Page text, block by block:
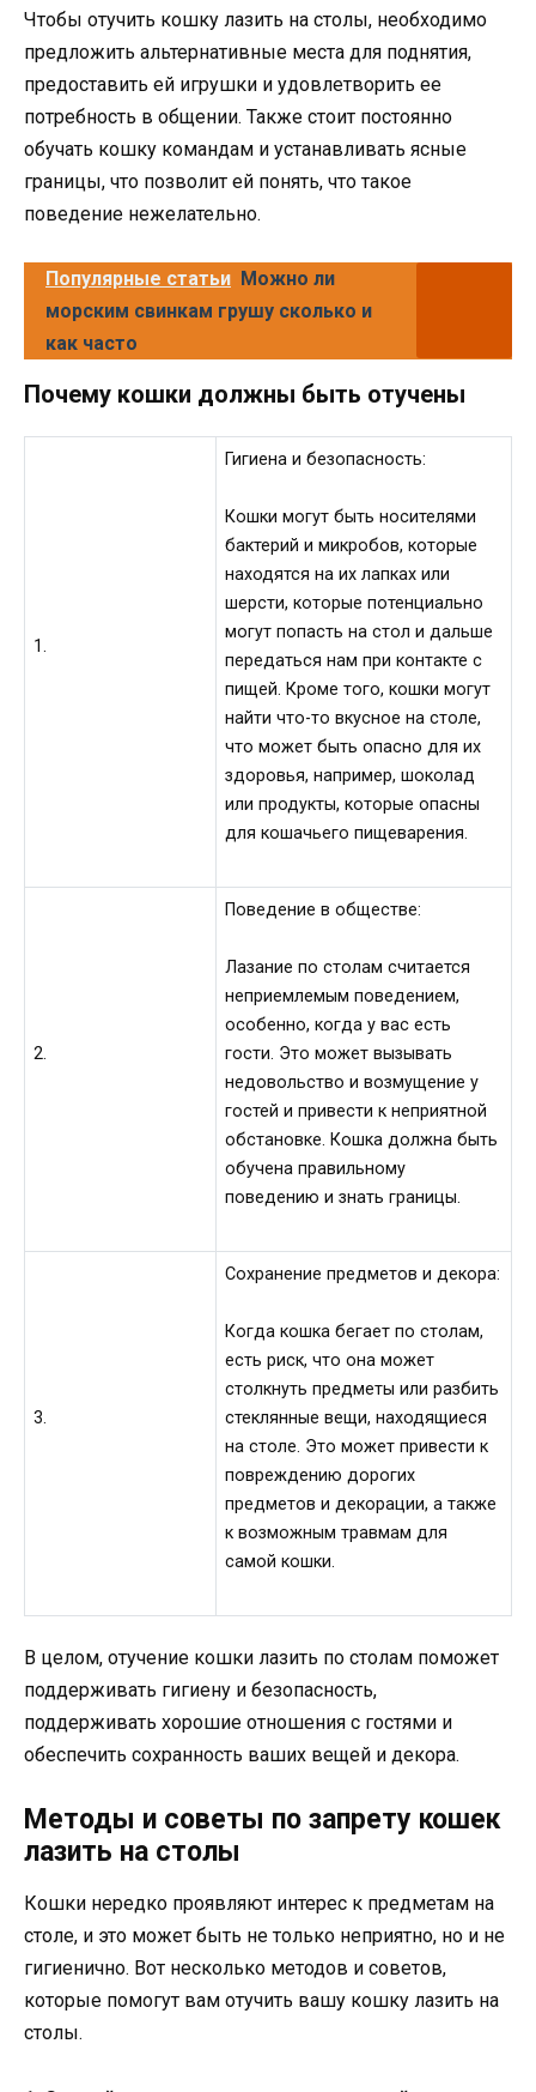
Чтобы отучить кошку лазить на столы, необходимо
предложить альтернативные места для поднятия,
предоставить ей игрушки и удовлетворить ее
потребность в общении. Также стоит постоянно
обучать кошку командам и устанавливать ясные
границы, что позволит ей понять, что такое
поведение нежелательно.
Популярные статьи Можно ли
морским свинкам грушу сколько и
как часто
Почему кошки должны быть отучены
1.
Гигиена и безопасность:
Кошки могут быть носителями
бактерий и микробов, которые
находятся на их лапках или
шерсти, которые потенциально
могут попасть на стол и дальше
передаться нам при контакте с
пищей. Кроме того, кошки могут
найти что-то вкусное на столе,
что может быть опасно для их
здоровья, например, шоколад
или продукты, которые опасны
для кошачьего пищеварения.
2.
Поведение в обществе:
Лазание по столам считается
неприемлемым поведением,
особенно, когда у вас есть
гости. Это может вызывать
недовольство и возмущение у
гостей и привести к неприятной
обстановке. Кошка должна быть
обучена правильному
поведению и знать границы.
3.
Сохранение предметов и декора:
Когда кошка бегает по столам,
есть риск, что она может
столкнуть предметы или разбить
стеклянные вещи, находящиеся
на столе. Это может привести к
повреждению дорогих
предметов и декорации, а также
к возможным травмам для
самой кошки.
В целом, отучение кошки лазить по столам поможет
поддерживать гигиену и безопасность,
поддерживать хорошие отношения с гостями и
обеспечить сохранность ваших вещей и декора.
Методы и советы по запрету кошек
лазить на столы
Кошки нередко проявляют интерес к предметам на
столе, и это может быть не только неприятно, но и не
гигиенично. Вот несколько методов и советов,
которые помогут вам отучить вашу кошку лазить на
столы.